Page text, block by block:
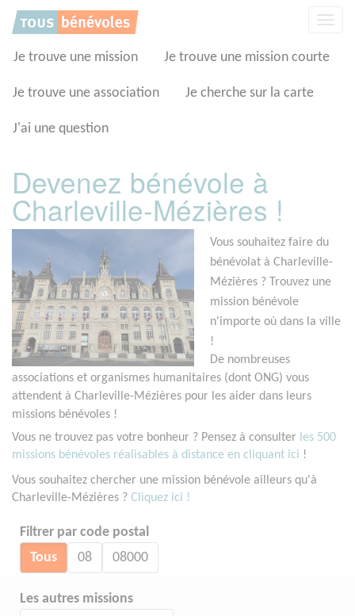
Je trouve une mission Je trouve une mission courte
Je trouve une association Je cherche sur la carte
J'ai une question
Devenez bénévole à
Charleville-Mézières !
Vous souhaitez faire du
bénévolat à Charleville-
Mézières ? Trouvez une
mission bénévole
n'importe où dans la ville
!
De nombreuses
associations et organismes humanitaires (dont ONG) vous
attendent à Charleville-Mézières pour les aider dans leurs
missions bénévoles !
Vous ne trouvez pas votre bonheur ? Pensez à consulter les 500
missions bénévoles réalisables à distance en cliquant ici !
Vous souhaitez chercher une mission bénévole ailleurs qu'à
Charleville-Mézières ? Cliquez ici !
Filtrer par code postal
Tous 08 08000
Les autres missions
Panneau de gestion des cookies